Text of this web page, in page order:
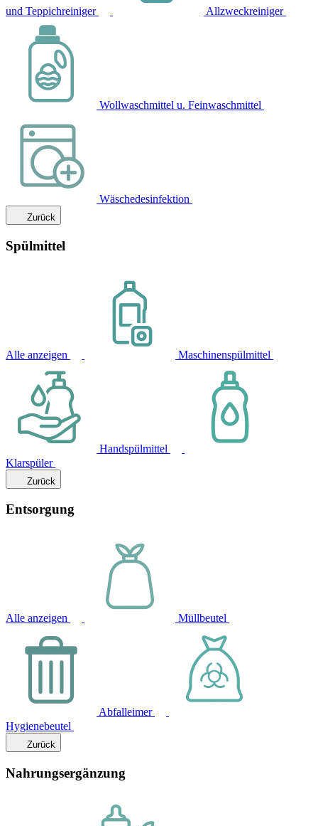
und Teppichreiniger Allzweckreiniger
Wollwaschmittel u. Feinwaschmittel
Wäschedesinfektion
Zurück
Spülmittel
Alle anzeigen Maschinenspülmittel
Handspülmittel
Klarspüler
Zurück
Entsorgung
Alle anzeigen Müllbeutel
Abfalleimer
Hygienebeutel
Zurück
Nahrungsergänzung